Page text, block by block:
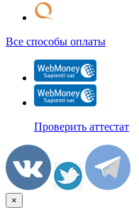
Все способы оплаты
Проверить аттестат
×